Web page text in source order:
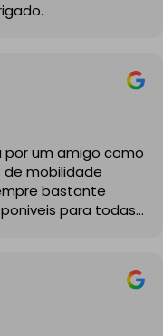
um amigo como
mobilidade
bastante
para todas
em garagem
prazos
a limpeza e